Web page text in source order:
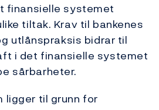
finansielle systemet
tiltak. Krav til bankenes
utlånspraksis bidrar til
i det finansielle systemet
sårbarheter.
ligger til grunn for